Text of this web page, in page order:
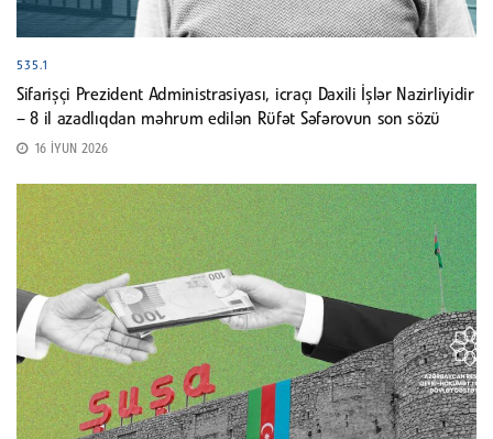
535.1
Sifarişçi Prezident Administrasiyası, icraçı Daxili İşlər Nazirliyidir
– 8 il azadlıqdan məhrum edilən Rüfət Səfərovun son sözü
16 İYUN 2026